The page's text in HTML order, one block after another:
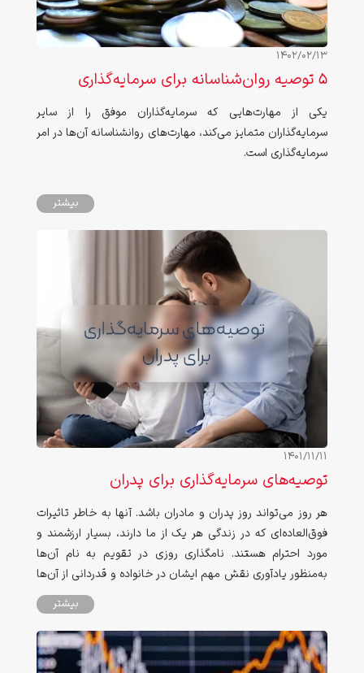
1402/02/13
5 توصیه روان‌شناسانه برای سرمایه‌گذاری
یکی از مهارت‌هایی که سرمایه‌گذاران موفق را از سایر
سرمایه‌گذاران متمایز می‌کند، مهارت‌های روانشناسانه آن‌ها در امر
سرمایه‌گذاری است.
بیشتر
1401/11/11
توصیه‌های سرمایه‌گذاری برای پدران
هر روز می‌تواند روز پدران و مادران باشد. آنها به خاطر تاثیرات
فوق‌العاده‌ای که در زندگی هر یک از ما دارند، بسیار ارزشمند و
مورد احترام هستند. نامگذاری روزی در تقویم به نام آن‌ها
به‌منظور یادآوری نقش مهم ایشان در خانواده و قدردانی از آن‌ها
بیشتر